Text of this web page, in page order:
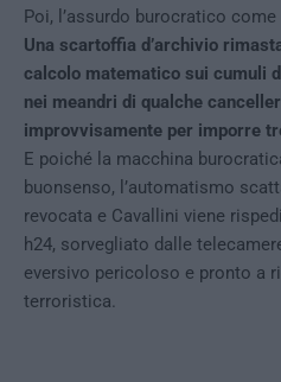
Poi, l’assurdo burocratico
Una scartoffia d’archivio
calcolo matematico sui cumuli
nei meandri di qualche
improvvisamente per imporre
E poiché la macchina
buonsenso, l’automatismo
revocata e Cavallini viene
h24, sorvegliato dalle
eversivo pericoloso e pronto a
terroristica.